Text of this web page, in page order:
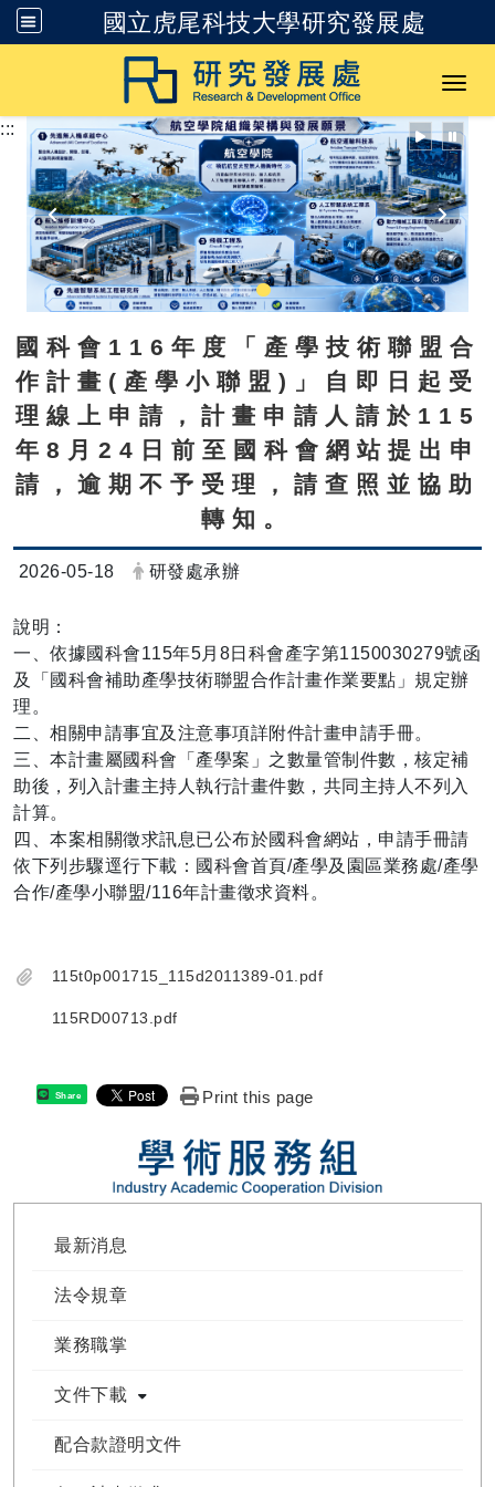
國立虎尾科技大學研究發展處
跳到主要內容
:::
國科會116年度「產學技術聯盟合
作計畫(產學小聯盟)」自即日起受
理線上申請，計畫申請人請於115
年8月24日前至國科會網站提出申
請，逾期不予受理，請查照並協助
轉知。
日期：
2026-05-18 發布者：
研發處承辦
說明：
一、依據國科會115年5月8日科會產字第1150030279號函
及「國科會補助產學技術聯盟合作計畫作業要點」規定辦
理。
二、相關申請事宜及注意事項詳附件計畫申請手冊。
三、本計畫屬國科會「產學案」之數量管制件數，核定補
助後，列入計畫主持人執行計畫件數，共同主持人不列入
計算。
四、本案相關徵求訊息已公布於國科會網站，申請手冊請
依下列步驟逕行下載：國科會首頁/產學及園區業務處/產學
合作/產學小聯盟/116年計畫徵求資料。
115t0p001715_115d2011389-01.pdf
115RD00713.pdf
Share Print this page
最新消息
法令規章
業務職掌
文件下載
配合款證明文件